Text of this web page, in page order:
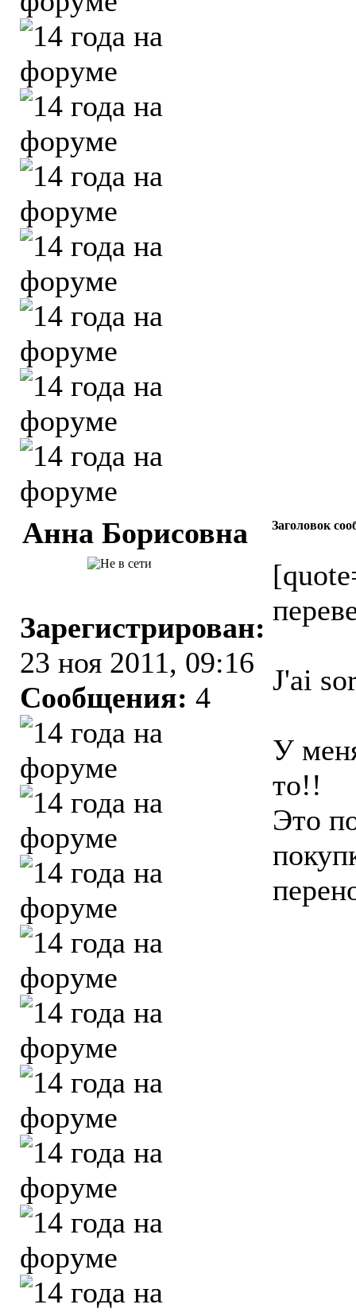
Анна Борисовна Заголовок
Зарегистрирован:
23 ноя 2011, 09:16
Сообщения: 4
J'ai
У
то!!
Это